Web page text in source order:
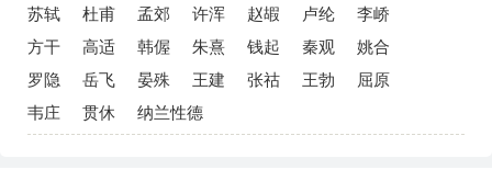
苏轼
杜甫 孟郊 许浑 赵嘏 卢纶
李峤
方干
高适 韩偓 朱熹 钱起 秦观
姚合
罗隐
岳飞 晏殊 王建 张祜 王勃
屈原
韦庄
贯休 纳兰性德